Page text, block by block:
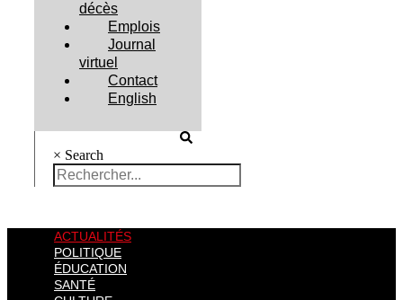
décès
Emplois
Journal
virtuel
Contact
English
× Search
ACTUALITÉS
POLITIQUE
ÉDUCATION
SANTÉ